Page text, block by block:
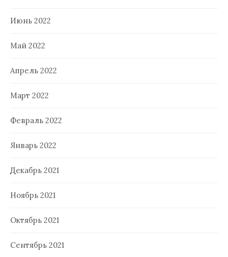
Июнь 2022
Май 2022
Апрель 2022
Март 2022
Февраль 2022
Январь 2022
Декабрь 2021
Ноябрь 2021
Октябрь 2021
Сентябрь 2021